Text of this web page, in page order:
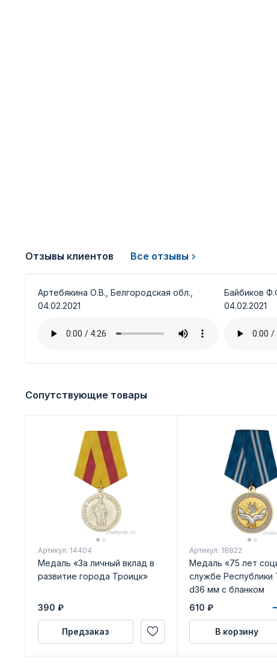
Отзывы клиентов Все отзывы
Артебякина О.В., Белгородская обл.,
04.02.2021
Байбиков
04.02.2021
Сопутствующие товары
Артикул: 14404
Медаль «За личный вклад в
развитие города Троицк»
390 ₽
Предзаказ
Артикул: 18822
Медаль «75 лет
службе Республики
d36 мм с бланком
удостоверения
610 ₽
В корзину